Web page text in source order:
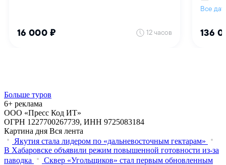
Больше туров
6+ реклама
ООО «Пресс Код ИТ»
ОГРН 1227700267739, ИНН 9725083184
Картина дня Вся лента
Якутия стала лидером по «дальневосточным гектарам»
В Хабаровске объявили режим повышенной готовности из‑за
паводка
Сквер «Угольщиков» стал первым обновленным